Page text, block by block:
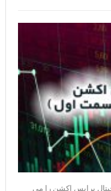
پرایس اکشن را می